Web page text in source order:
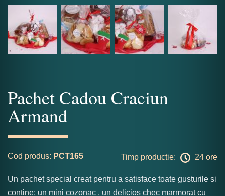
Pachet Cadou Craciun
Armand
Cod produs: PCT165 Timp productie: 24 ore
Un pachet special creat pentru a satisface toate gusturile si
contine; un mini cozonac , un delicios chec marmorat cu